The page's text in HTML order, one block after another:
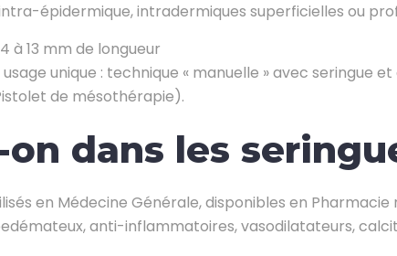
épidermique, intradermiques superficielles ou
à 13 mm de longueur
unique : technique « manuelle » avec seringue
de mésothérapie).
dans les
en Médecine Générale, disponibles en
anti-inflammatoires, vasodilatateurs,